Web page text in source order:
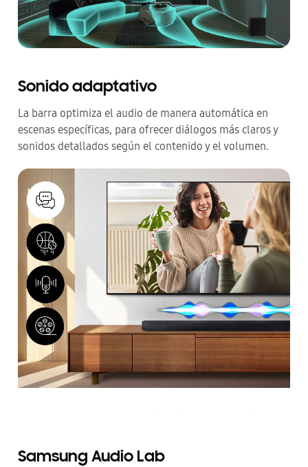
Sonido adaptativo
La barra optimiza el audio de manera automática en
escenas específicas, para ofrecer diálogos más claros y
sonidos detallados según el contenido y el volumen.
Samsung Audio Lab